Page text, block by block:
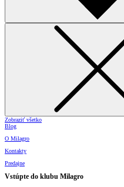
Zobraziť všetko
Blog
O Milagro
Kontakty
Predajne
Vstúpte do klubu Milagro